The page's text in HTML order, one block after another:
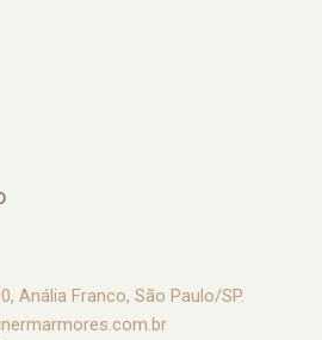
Anália Franco, São Paulo/SP.